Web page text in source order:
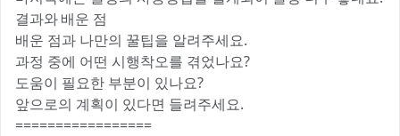
결과와 배운 점
배운 점과 나만의 꿀팁을 알려주세요.
과정 중에 어떤 시행착오를 겪었나요?
도움이 필요한 부분이 있나요?
앞으로의 계획이 있다면 들려주세요.
=================